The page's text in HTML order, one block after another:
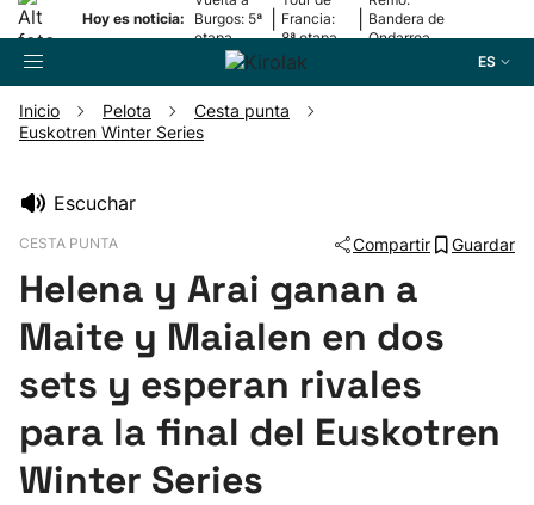
Hoy es noticia:
Burgos: 5ª
etapa
Francia:
8ª etapa
Bandera de
Ondarroa
ES
Fútbol
Pelota
Remo
Baloncesto
Inicio Pelota
Cesta punta
Euskotren Winter Series
Escuchar
CESTA PUNTA Compartir Guardar
Helena y Arai ganan a
Maite y Maialen en dos
sets y esperan rivales
para la final del Euskotren
Winter Series